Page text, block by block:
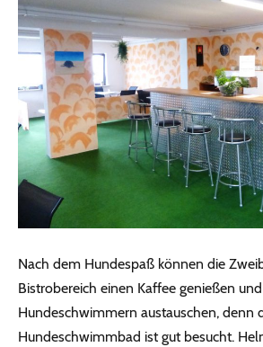
Nach dem Hundespaß können die
Bistrobereich einen Kaffee genießen
Hundeschwimmern austauschen, denn
Hundeschwimmbad ist gut besucht.